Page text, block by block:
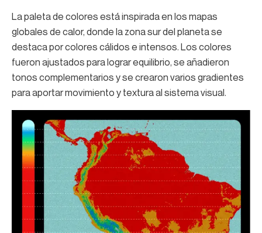
La paleta de colores está inspirada en los mapas
globales de calor, donde la zona sur del planeta se
destaca por colores cálidos e intensos. Los colores
fueron ajustados para lograr equilibrio, se añadieron
tonos complementarios y se crearon varios gradientes
para aportar movimiento y textura al sistema visual.